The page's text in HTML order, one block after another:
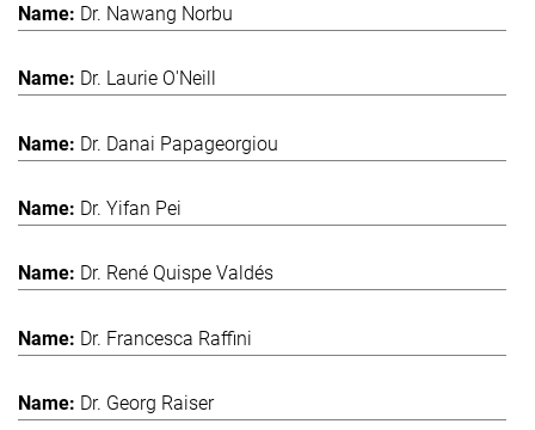
Dr. Nawang Norbu
Dr. Laurie O'Neill
Dr. Danai Papageorgiou
Dr. Yifan Pei
Dr. René Quispe Valdés
Dr. Francesca Raffini
Dr. Georg Raiser